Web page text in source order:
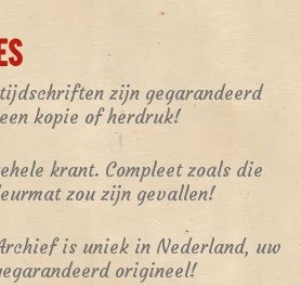
zijn gegarandeerd
kopie of herdruk!
krant. Compleet zoals die
zou zijn gevallen!
is uniek in Nederland, uw
origineel!